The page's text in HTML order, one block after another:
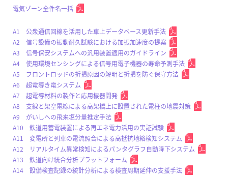
電気ゾーン全件名一括
A1 公衆通信回線を活用した車上データベース更新手法
A2 信号設備の振動耐久試験における加振加速度の提案
A3 信号保安システムへの汎用装置適用のガイドライン
A4 使用環境センシングによる信号用電子機器の寿命予測手法
A5 フロントロッドの折損原因の解明と折損を防ぐ保守方法
A6 超電導き電システム
A7 超電導材料の製作と応用機器開発
A8 支線と架空電線による高架橋上に設置された電柱の地震対策
A9 がいしへの飛来塩分量推定手法
A10 鉄道用蓄電装置による再エネ電力活用の実証試験
A11 変電所と列車の電流照合による高抵抗地絡検知システム
A12 リアルタイム異常検知によるパンタグラフ自動降下システム
A13 鉄道向け統合分析プラットフォーム
A14 設備検査記録の統計分析による検査周期延伸の支援手法